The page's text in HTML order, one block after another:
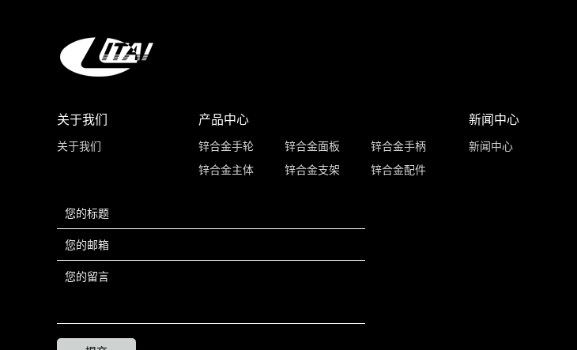
关于我们
关于我们
产品中心
锌合金手轮 锌合金面板
锌合金手柄
锌合金主体
锌合金支架 锌合金配件
新闻中心
新闻中心